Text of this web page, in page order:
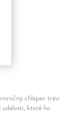
chlapec trávi
udalosti, ktoré ho